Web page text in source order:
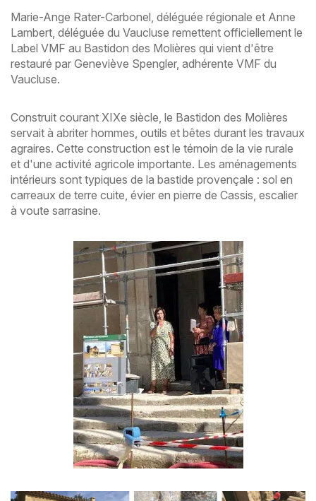
Marie-Ange Rater-Carbonel, déléguée régionale et Anne
Lambert, déléguée du Vaucluse remettent officiellement le
Label VMF au Bastidon des Molières qui vient d'être
restauré par Geneviève Spengler, adhérente VMF du
Vaucluse.
Construit courant XIXe siècle, le Bastidon des Molières
servait à abriter hommes, outils et bêtes durant les travaux
agraires. Cette construction est le témoin de la vie rurale
et d'une activité agricole importante. Les aménagements
intérieurs sont typiques de la bastide provençale : sol en
carreaux de terre cuite, évier en pierre de Cassis, escalier
à voute sarrasine.